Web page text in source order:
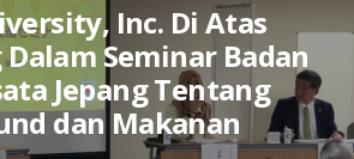
Inc. Di Atas
Seminar Badan
Jepang Tentang
dan Makanan